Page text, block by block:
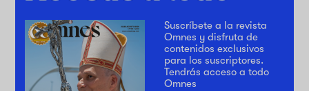
Suscríbete a la revista
Omnes y disfruta de
contenidos exclusivos
para los suscriptores.
Tendrás acceso a todo
Omnes